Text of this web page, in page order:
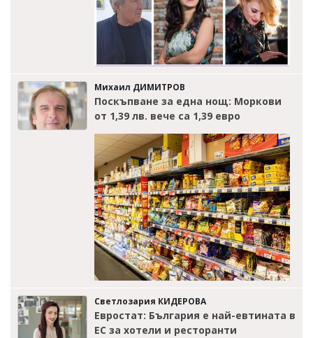
Михаил ДИМИТРОВ
Поскъпване за една нощ: Моркови
от 1,39 лв. вече са 1,39 евро
Светлозария КИДЕРОВА
Евростат: България е най-евтината в
ЕС за хотели и ресторанти